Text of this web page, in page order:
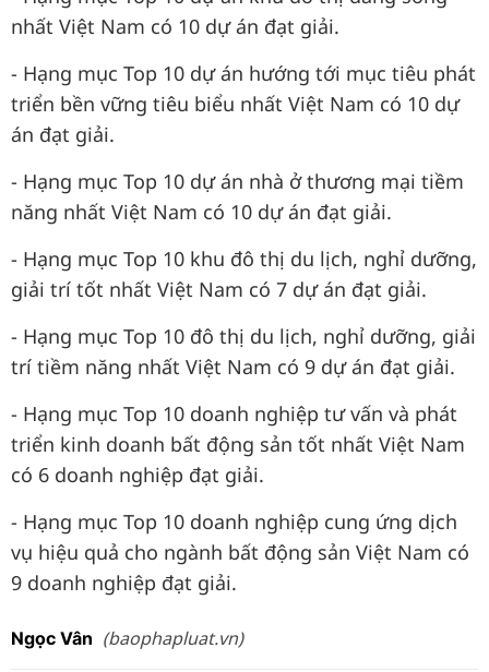
nhất Việt Nam có 10 dự án đạt giải.
- Hạng mục Top 10 dự án hướng tới mục tiêu phát
triển bền vững tiêu biểu nhất Việt Nam có 10 dự
án đạt giải.
- Hạng mục Top 10 dự án nhà ở thương mại tiềm
năng nhất Việt Nam có 10 dự án đạt giải.
- Hạng mục Top 10 khu đô thị du lịch, nghỉ dưỡng,
giải trí tốt nhất Việt Nam có 7 dự án đạt giải.
- Hạng mục Top 10 đô thị du lịch, nghỉ dưỡng, giải
trí tiềm năng nhất Việt Nam có 9 dự án đạt giải.
- Hạng mục Top 10 doanh nghiệp tư vấn và phát
triển kinh doanh bất động sản tốt nhất Việt Nam
có 6 doanh nghiệp đạt giải.
- Hạng mục Top 10 doanh nghiệp cung ứng dịch
vụ hiệu quả cho ngành bất động sản Việt Nam có
9 doanh nghiệp đạt giải.
Ngọc Vân (baophapluat.vn)